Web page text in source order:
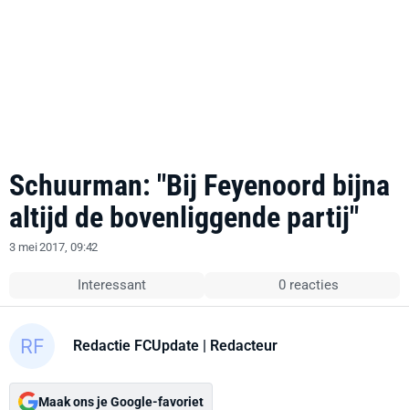
Schuurman: "Bij Feyenoord bijna
altijd de bovenliggende partij"
3 mei 2017, 09:42
Interessant 0 reacties
Redactie FCUpdate | Redacteur
Maak ons je Google-favoriet